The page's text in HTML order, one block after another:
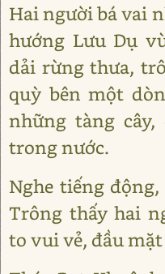
Hai người bá vai
hướng Lưu Dụ
dải rừng thưa,
quỳ bên một
những tàng cây,
trong nước.
Nghe tiếng
Trông thấy hai
to vui vẻ, đầu